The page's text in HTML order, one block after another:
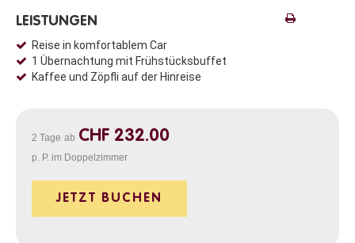
LEISTUNGEN
Reise in komfortablem Car
1 Übernachtung mit Frühstücksbuffet
Kaffee und Zöpfli auf der Hinreise
2 Tage ab CHF 232.00
p. P. im Doppelzimmer
JETZT BUCHEN